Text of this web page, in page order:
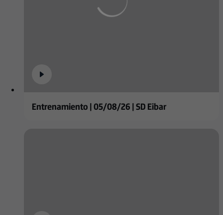
Entrenamiento | 05/08/26 | SD Eibar